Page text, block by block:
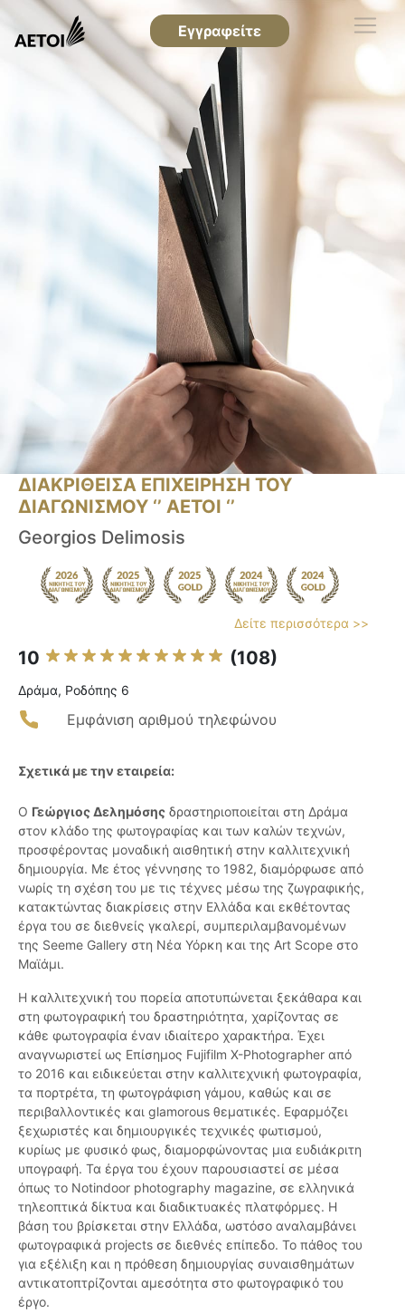
Εγγραφείτε
ΔΙΑΚΡΙΘΕΙΣΑ ΕΠΙΧΕΙΡΗΣΗ ΤΟΥ
ΔΙΑΓΩΝΙΣΜΟΥ ‘’ ΑΕΤΟΙ ‘’
Georgios Delimosis
Δείτε περισσότερα >>
10 (108)
Δράμα, Ροδόπης 6
Εμφάνιση αριθμού τηλεφώνου
Σχετικά με την εταιρεία:
Ο Γεώργιος Δελημόσης δραστηριοποιείται στη Δράμα
στον κλάδο της φωτογραφίας και των καλών τεχνών,
προσφέροντας μοναδική αισθητική στην καλλιτεχνική
δημιουργία. Με έτος γέννησης το 1982, διαμόρφωσε από
νωρίς τη σχέση του με τις τέχνες μέσω της ζωγραφικής,
κατακτώντας διακρίσεις στην Ελλάδα και εκθέτοντας
έργα του σε διεθνείς γκαλερί, συμπεριλαμβανομένων
της Seeme Gallery στη Νέα Υόρκη και της Art Scope στο
Μαϊάμι.
Η καλλιτεχνική του πορεία αποτυπώνεται ξεκάθαρα και
στη φωτογραφική του δραστηριότητα, χαρίζοντας σε
κάθε φωτογραφία έναν ιδιαίτερο χαρακτήρα. Έχει
αναγνωριστεί ως Επίσημος Fujifilm X-Photographer από
το 2016 και ειδικεύεται στην καλλιτεχνική φωτογραφία,
τα πορτρέτα, τη φωτογράφιση γάμου, καθώς και σε
περιβαλλοντικές και glamorous θεματικές. Εφαρμόζει
ξεχωριστές και δημιουργικές τεχνικές φωτισμού,
κυρίως με φυσικό φως, διαμορφώνοντας μια ευδιάκριτη
υπογραφή. Τα έργα του έχουν παρουσιαστεί σε μέσα
όπως το Notindoor photography magazine, σε ελληνικά
τηλεοπτικά δίκτυα και διαδικτυακές πλατφόρμες. Η
βάση του βρίσκεται στην Ελλάδα, ωστόσο αναλαμβάνει
φωτογραφικά projects σε διεθνές επίπεδο. Το πάθος του
για εξέλιξη και η πρόθεση δημιουργίας συναισθημάτων
αντικατοπτρίζονται αμεσότητα στο φωτογραφικό του
έργο.